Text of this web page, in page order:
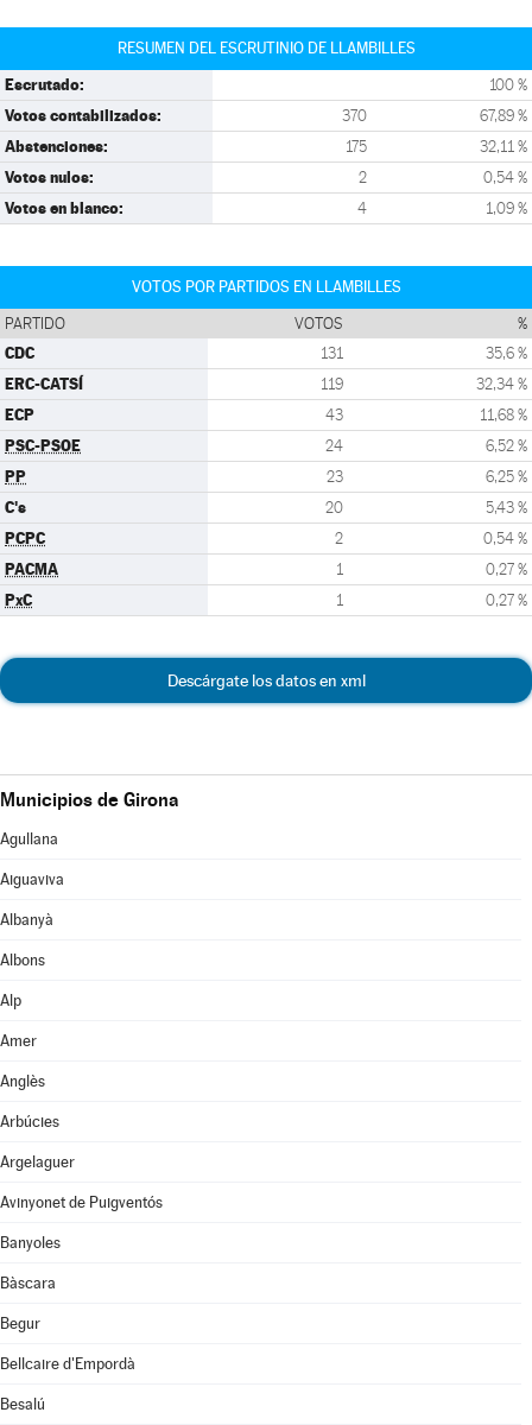
RESUMEN DEL ESCRUTINIO DE LLAMBILLES
Escrutado: 100 %
Votos contabilizados: 370 67,89 %
Abstenciones: 175 32,11 %
Votos nulos: 2 0,54 %
Votos en blanco: 4 1,09 %
VOTOS POR PARTIDOS EN LLAMBILLES
PARTIDO VOTOS %
CDC 131 35,6 %
ERC-CATSÍ 119 32,34 %
ECP 43 11,68 %
PSC-PSOE 24 6,52 %
PP 23 6,25 %
C's 20 5,43 %
PCPC 2 0,54 %
PACMA 1 0,27 %
PxC 1 0,27 %
Descárgate los datos en xml
Municipios de Girona
Agullana
Aiguaviva
Albanyà
Albons
Alp
Amer
Anglès
Arbúcies
Argelaguer
Avinyonet de Puigventós
Banyoles
Bàscara
Begur
Bellcaire d'Empordà
Besalú